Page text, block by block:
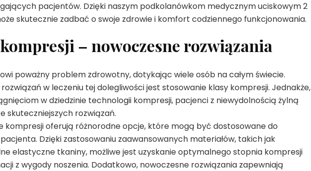
pacjentów. Dzięki naszym podkolanówkom medycznym uciskowym 2
skutecznie zadbać o swoje zdrowie i komfort codziennego funkcjonowania.
– nowoczesne rozwiązania
poważny problem zdrowotny, dotykając wiele osób na całym świecie.
w leczeniu tej dolegliwości jest stosowanie klasy kompresji. Jednakże,
w dziedzinie technologii kompresji, pacjenci z niewydolnością żylną
skuteczniejszych rozwiązań.
kompresji oferują różnorodne opcje, które mogą być dostosowane do
Dzięki zastosowaniu zaawansowanych materiałów, takich jak
elastyczne tkaniny, możliwe jest uzyskanie optymalnego stopnia kompresji
z wygody noszenia. Dodatkowo, nowoczesne rozwiązania zapewniają